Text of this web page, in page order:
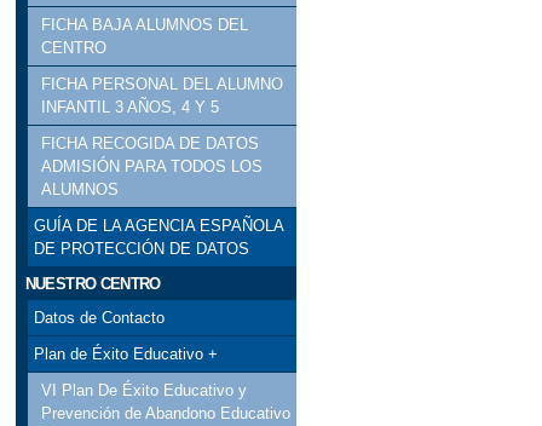
FICHA BAJA ALUMNOS DEL
CENTRO
FICHA PERSONAL DEL ALUMNO
INFANTIL 3 AÑOS, 4 Y 5
FICHA RECOGIDA DE DATOS
ADMISIÓN PARA TODOS LOS
ALUMNOS
GUÍA DE LA AGENCIA ESPAÑOLA
DE PROTECCIÓN DE DATOS
NUESTRO CENTRO
Datos de Contacto
Plan de Éxito Educativo +
VI Plan De Éxito Educativo y
Prevención de Abandono Educativo